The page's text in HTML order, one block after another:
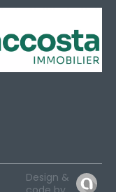
Design &